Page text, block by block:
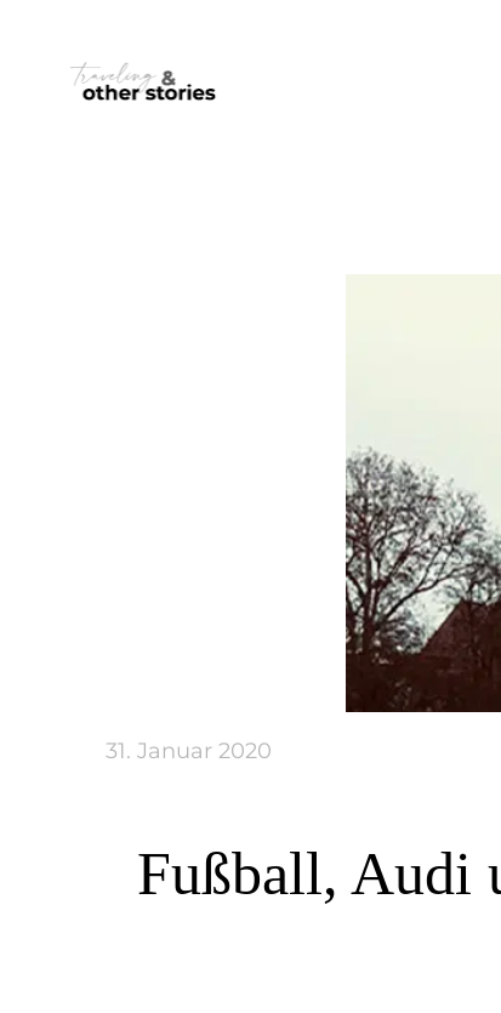
31. Januar 2020
Fußball, Audi